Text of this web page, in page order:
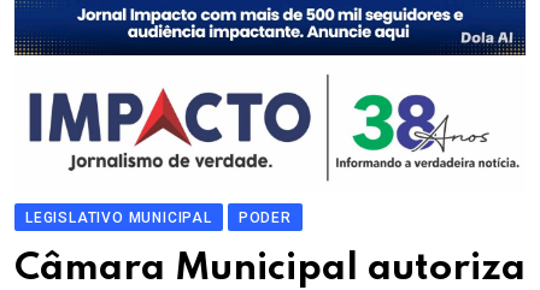
LEGISLATIVO MUNICIPAL PODER
Câmara Municipal autoriza